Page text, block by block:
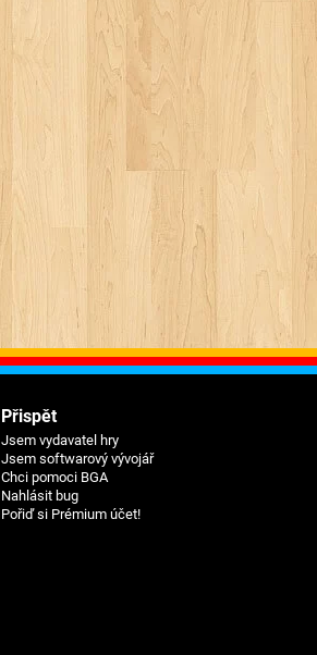
Přispět
Jsem vydavatel hry
Jsem softwarový vývojář
Chci pomoci BGA
Nahlásit bug
Pořiď si Prémium účet!